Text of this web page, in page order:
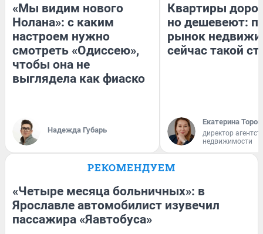
«Мы видим нового
Нолана»: с каким
настроем нужно
смотреть «Одиссею»,
чтобы она не
выглядела как фиаско
Надежда Губарь
Квартиры
но дешевеют:
рынок
сейчас такой
Екатерина
директор
недвижимости
РЕКОМЕНДУЕМ
«Четыре месяца больничных»: в
Ярославле автомобилист изувечил
пассажира «Яавтобуса»